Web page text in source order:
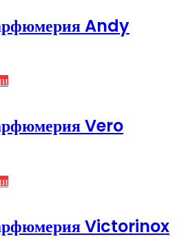
Andy
Vero
Victorinox